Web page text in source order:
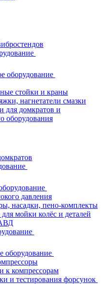
оборудование
стойки и краны
нагнетатели смазки
для домкратов и
оборудования
давления
насадки, пено-комплекты
мойки колёс и деталей
оборудование
к компрессорам
и тестирования форсунок